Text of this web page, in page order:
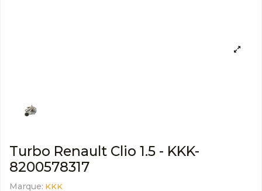
Turbo Renault Clio 1.5 - KKK-
8200578317
Marque: KKK